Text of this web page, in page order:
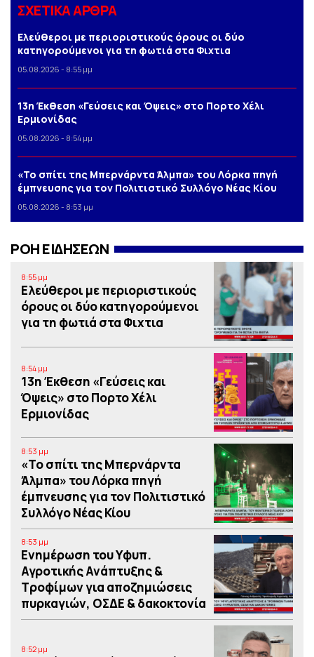
ΣΧΕΤΙΚΑ ΑΡΘΡΑ
Ελεύθεροι με περιοριστικούς όρους οι δύο
κατηγορούμενοι για τη φωτιά στα Φιχτια
05.08.2026 - 8:55 μμ
13η Έκθεση «Γεύσεις και Όψεις» στο Πορτο Xέλι
Ερμιονίδας
05.08.2026 - 8:54 μμ
«Το σπίτι της Μπερνάρντα Άλμπα» του Λόρκα πηγή
έμπνευσης για τον Πολιτιστικό Συλλόγο Νέας Κίου
05.08.2026 - 8:53 μμ
ΡΟΗ ΕΙΔΗΣΕΩΝ
8:55 μμ
Ελεύθεροι με περιοριστικούς
όρους οι δύο κατηγορούμενοι
για τη φωτιά στα Φιχτια
8:54 μμ
13η Έκθεση «Γεύσεις και
Όψεις» στο Πορτο Xέλι
Ερμιονίδας
8:53 μμ
«Το σπίτι της Μπερνάρντα
Άλμπα» του Λόρκα πηγή
έμπνευσης για τον Πολιτιστικό
Συλλόγο Νέας Κίου
8:53 μμ
Eνημέρωση του Υφυπ.
Αγροτικής Ανάπτυξης &
Τροφίμων για αποζημιώσεις
πυρκαγιών, ΟΣΔΕ & δακοκτονία
8:52 μμ